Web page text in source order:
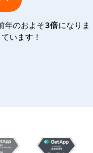
年のおよそ3倍になりま
います！